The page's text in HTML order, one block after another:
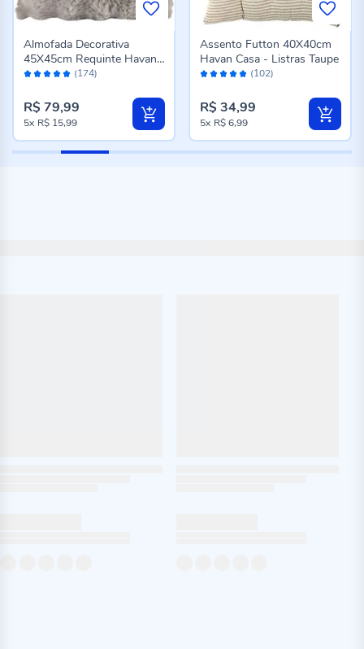
Avaliação: (174)
Almofada Decorativa
45X45cm Requinte Havan
Casa - Cinza
R$ 79,99
5x R$ 15,99
Avaliação: (102)
Assento Futton 40X40cm
Havan Casa - Listras Taupe
R$ 34,99
5x R$ 6,99